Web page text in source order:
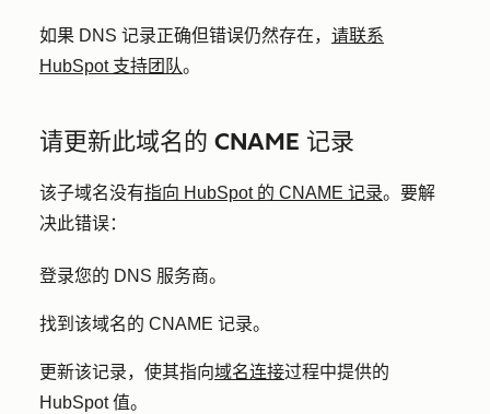
如果 DNS 记录正确但错误仍然存在， 请联系
HubSpot 支持团队。
请更新此域名的 CNAME 记录
该子域名没有指向 HubSpot 的 CNAME 记录。要解
决此错误：
登录您的 DNS 服务商。
找到该域名的 CNAME 记录。
更新该记录，使其指向域名连接过程中提供的
HubSpot 值。